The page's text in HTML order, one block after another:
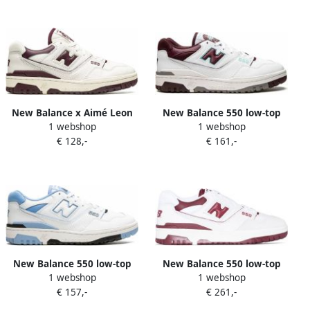
New Balance x Aimé Leon
Dore 550 sneakers Wit
1 webshop
€ 128,-
New Balance 550 low-top
sneakers Wit
1 webshop
€ 161,-
New Balance 550 low-top
sneakers Zwart
1 webshop
€ 157,-
New Balance 550 low-top
sneakers Wit
1 webshop
€ 261,-